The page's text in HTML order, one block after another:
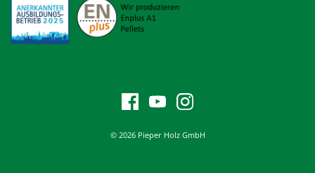
© 2026 Pieper Holz GmbH